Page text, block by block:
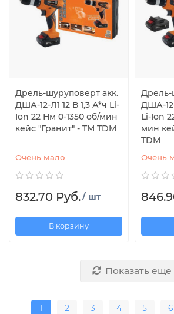
Дрель-шуруповерт акк.
ДША-12-Л1 12 В 1,3 А*ч Li-
Ion 22 Нм 0-1350 об/мин
кейс "Гранит" - TM TDM
Очень мало
832.70 Руб./ шт
В корзину
Дрель-
ДША-
Li-Ion
мин
TDM
Очень
Показать еще
1 2 3 4 5 6